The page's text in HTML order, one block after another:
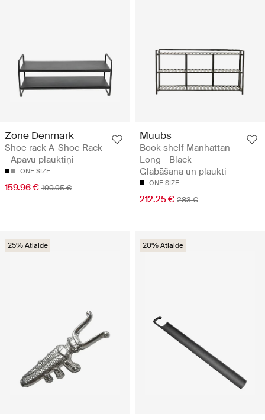
Zone Denmark
Shoe rack A-Shoe Rack
- Apavu plauktiņi
ONE SIZE
159.96 € 199.95 €
Muubs
Book shelf Manhattan
Long - Black -
Glabāšana un plaukti
ONE SIZE
212.25 € 283 €
25% Atlaide 20% Atlaide